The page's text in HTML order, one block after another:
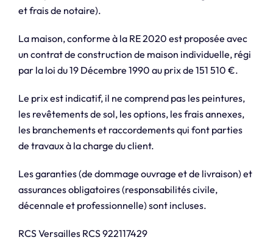
et frais de notaire).
La maison, conforme à la RE 2020 est proposée avec
un contrat de construction de maison individuelle, régi
par la loi du 19 Décembre 1990 au prix de 151 510 €.
Le prix est indicatif, il ne comprend pas les peintures,
les revêtements de sol, les options, les frais annexes,
les branchements et raccordements qui font parties
de travaux à la charge du client.
Les garanties (de dommage ouvrage et de livraison) et
assurances obligatoires (responsabilités civile,
décennale et professionnelle) sont incluses.
RCS Versailles RCS 922117429